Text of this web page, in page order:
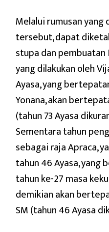
Melalui rumusan yang
tersebut, dapat
stupa dan pembuatan
yang dilakukan oleh
Ayasa, yang
Yonana, akan
(tahun 73 Ayasa
Sementara tahun
sebagai raja Apraca,
tahun 46 Ayasa, yang
tahun ke-27 masa
demikian akan
SM (tahun 46 Ayasa